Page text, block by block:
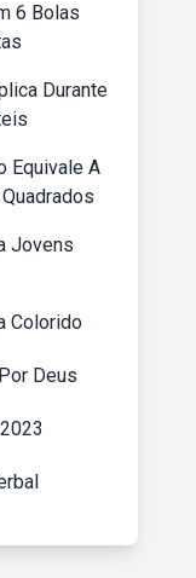
6 Bolas
Durante
Equivale A
Jovens
Colorido
Deus